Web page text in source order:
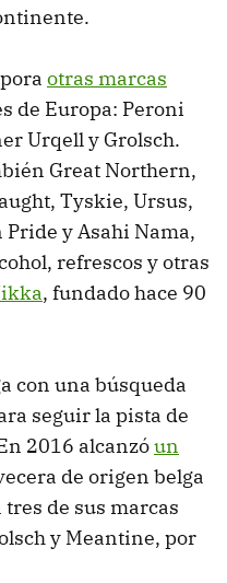
otras marcas
de Europa: Peroni
Urqell y Grolsch.
Great Northern,
Tyskie, Ursus,
y Asahi Nama,
refrescos y otras
, fundado hace 90
con una búsqueda
seguir la pista de
2016 alcanzóun
de origen belga
de sus marcas
y Meantine, por